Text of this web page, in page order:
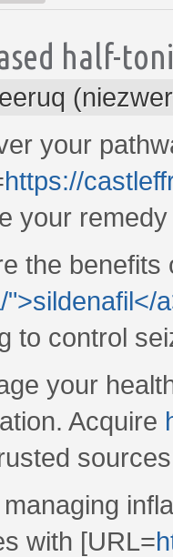
half-
your
https://
your
the benefits
">sildenafil</
to control
your
Acquire
with [URL=